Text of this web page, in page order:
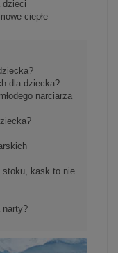
dzieci
ciepłe
dla dziecka?
narciarza
stoku, kask to nie
narty?